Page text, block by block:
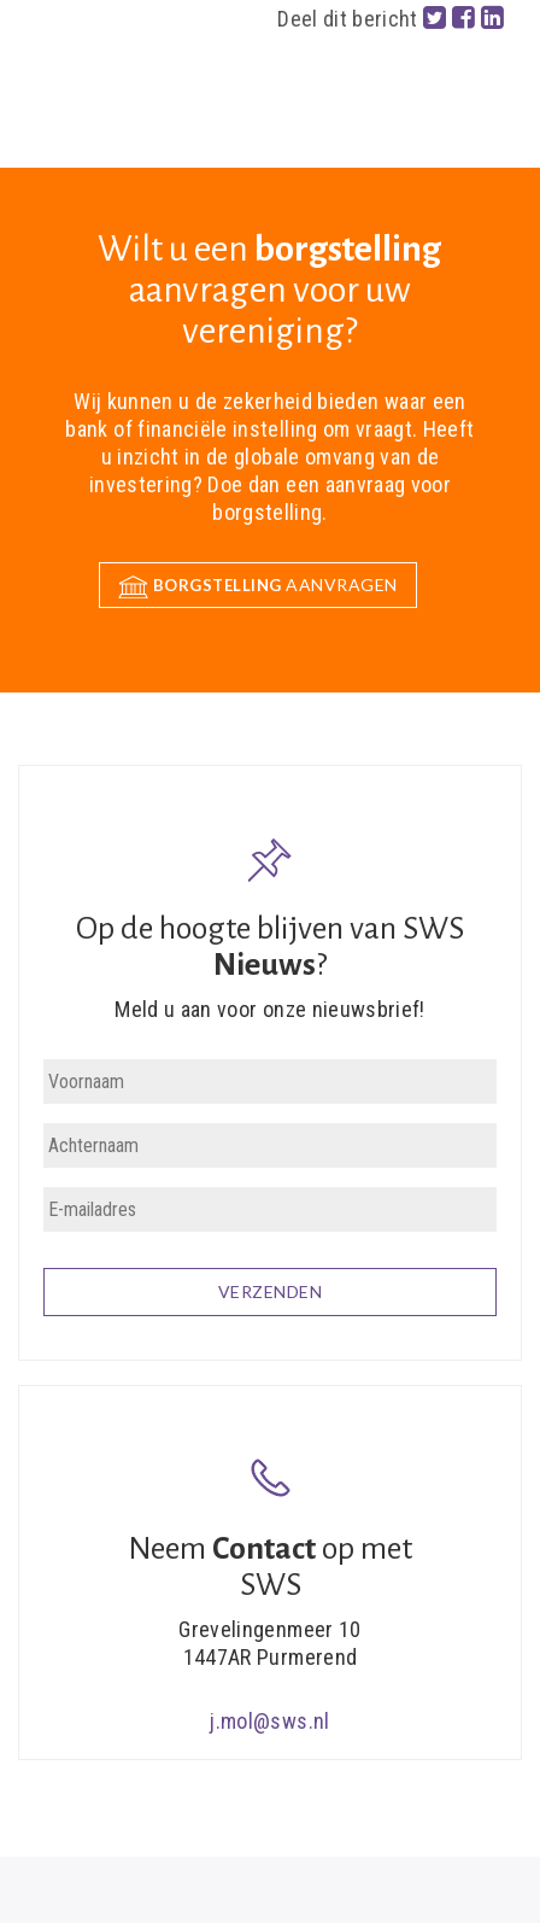
Deel dit bericht
Wilt u een borgstelling
aanvragen voor uw
vereniging?
Wij kunnen u de zekerheid bieden waar een
bank of financiële instelling om vraagt. Heeft
u inzicht in de globale omvang van de
investering? Doe dan een aanvraag voor
borgstelling.
BORGSTELLING AANVRAGEN
Op de hoogte blijven van SWS
Nieuws?
Meld u aan voor onze nieuwsbrief!
Neem Contact op met
SWS
Grevelingenmeer 10
1447AR Purmerend
j.mol@sws.nl